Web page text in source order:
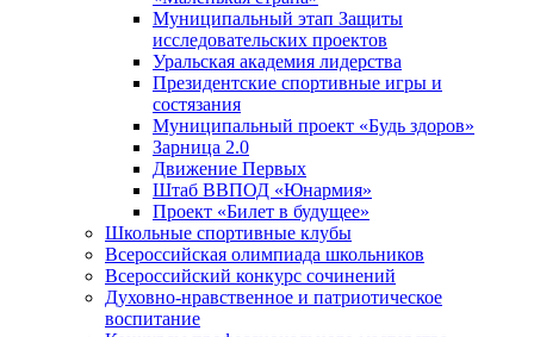
Муниципальный этап Защиты
исследовательских проектов
Уральская академия лидерства
Президентские спортивные игры и
состязания
Муниципальный проект «Будь здоров»
Зарница 2.0
Движение Первых
Штаб ВВПОД «Юнармия»
Проект «Билет в будущее»
Школьные спортивные клубы
Всероссийская олимпиада школьников
Всероссийский конкурс сочинений
Духовно-нравственное и патриотическое
воспитание